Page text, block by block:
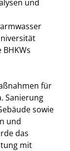
und
für
Sanierung
sowie
und
das
mit